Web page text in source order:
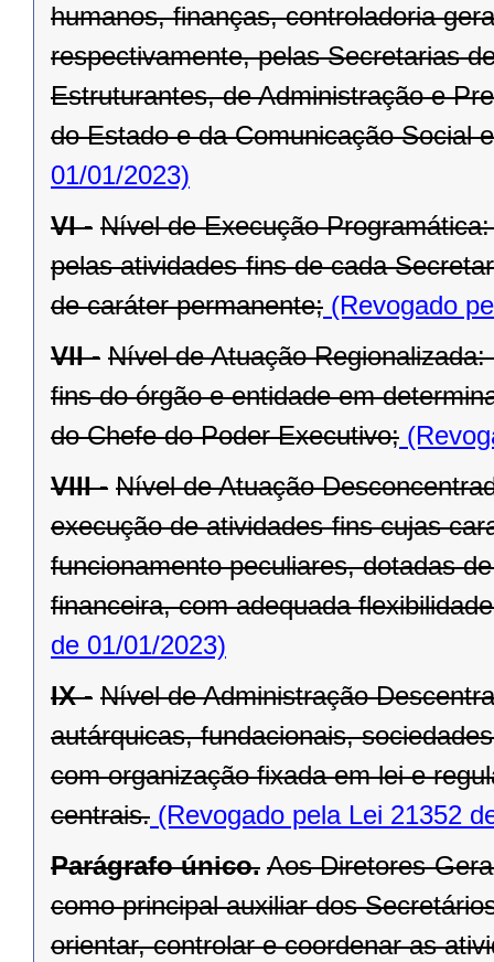
humanos, finanças, controladoria
respectivamente, pelas Secretarias
Estruturantes, de Administração e
do Estado e da Comunicação Social
01/01/2023)
VI - Nível de Execução
pelas atividades-fins de cada
de caráter permanente; (Revogado
VII - Nível de Atuação
fins do órgão e entidade em
do Chefe do Poder Executivo;
VIII - Nível de Atuação
execução de atividades-fins cujas
funcionamento peculiares, dotadas
financeira, com adequada
de 01/01/2023)
IX - Nível de Administração
autárquicas, fundacionais,
com organização fixada em lei e
centrais. (Revogado pela Lei 21352
Parágrafo único. Aos Diretores-
como principal auxiliar dos
orientar, controlar e coordenar as